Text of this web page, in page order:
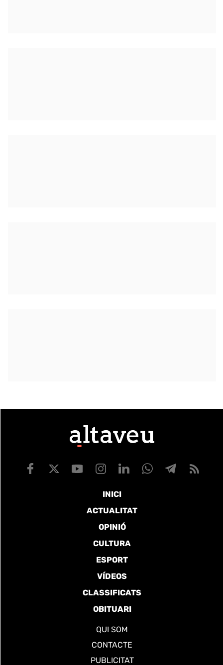
INICI
ACTUALITAT
OPINIÓ
CULTURA
ESPORT
VÍDEOS
CLASSIFICATS
OBITUARI
QUI SOM
CONTACTE
PUBLICITAT